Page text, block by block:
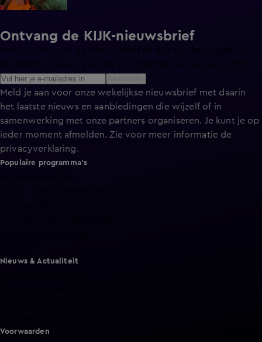
Ontvang de KIJK-nieuwsbrief
Meld je aan voor de nieuwsbrief en blijf op de hoogte van
Meld je aan voor onze wekelijkse nieuwsbrief met daarin
het laatste nieuws en aanbiedingen die wijzelf of in
samenwerking met onze partners organiseren. Je kunt je op
ieder moment afmelden. Zie voor meer informatie de
privacyverklaring.
Populaire programma's
Nieuws & Actualiteit
Voorwaarden